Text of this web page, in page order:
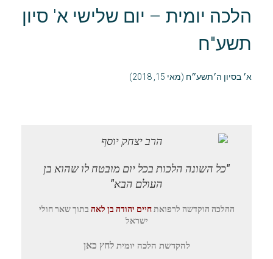
הלכה יומית – יום שלישי א' סיון
תשע"ח
א׳ בסיון ה׳תשע״ח (מאי 15, 2018)
"כל השונה הלכות בכל יום מובטח לו שהוא בן
העולם הבא"
ההלכה הוקדשה לרפואתחיים יהודה בן לאה בתוך שאר חולי
ישראל
להקדשת הלכה יומיתלחץ כאן